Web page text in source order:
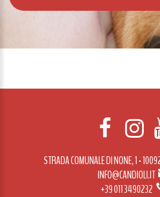
STRADA COMUNALE DI NONE, 1 -
INFO@CANDIOLI.IT
+39 011 3490232